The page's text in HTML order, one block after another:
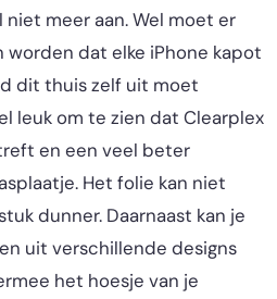
meer aan. Wel moet er
worden dat elke iPhone kapot
dit thuis zelf uit moet
leuk om te zien dat Clearplex
en een veel beter
Het folie kan niet
dunner. Daarnaast kan je
uit verschillende designs
het hoesje van je